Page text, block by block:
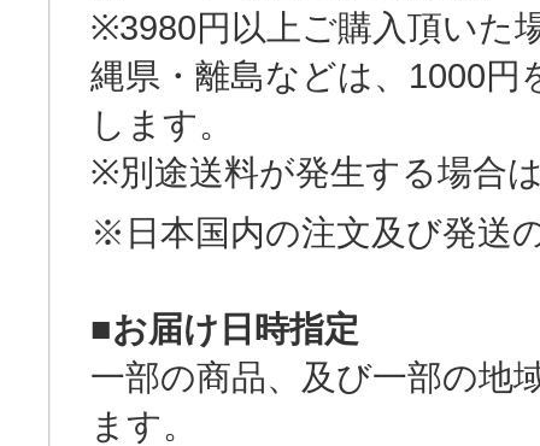
※3980円以上ご購入頂いた
縄県・離島などは、1000円
します。
※別途送料が発生する場合
※日本国内の注文及び発送
■お届け日時指定
一部の商品、及び一部の地
ます。